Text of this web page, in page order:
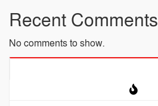
Recent Comments
No comments to show.